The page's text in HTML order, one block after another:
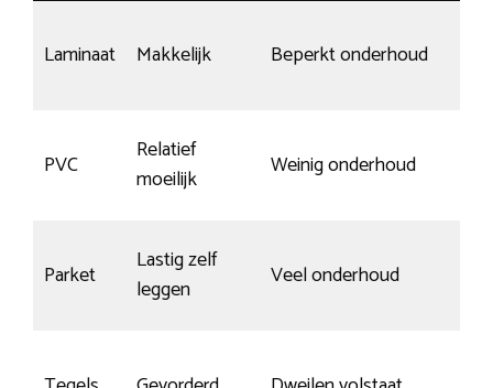
Laminaat Makkelijk Beperkt onderhoud
PVC
Relatief
moeilijk
Weinig onderhoud
Parket
Lastig zelf
leggen
Veel onderhoud